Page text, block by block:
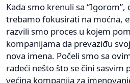
Kada smo krenuli sa “Igorom”,
trebamo fokusirati na moćna,
razvili smo proces u kojem
kompanijama da prevaziđu
nova imena. Počeli smo sa
radeći nešto što se čini sasvim
većina kompanija za